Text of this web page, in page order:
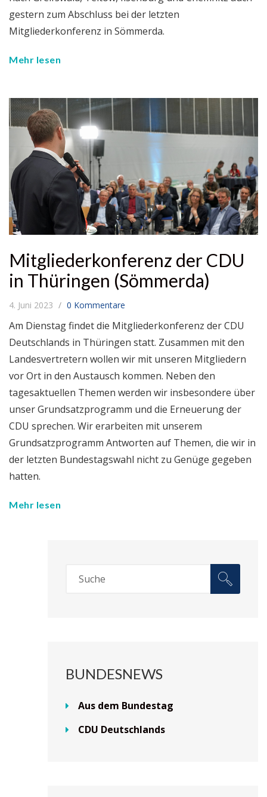
gestern zum Abschluss bei der letzten
Mitgliederkonferenz in Sömmerda.
Mehr lesen
Mitgliederkonferenz der CDU
in Thüringen (Sömmerda)
4. Juni 2023 0 Kommentare
Am Dienstag findet die Mitgliederkonferenz der CDU
Deutschlands in Thüringen statt. Zusammen mit den
Landesvertretern wollen wir mit unseren Mitgliedern
vor Ort in den Austausch kommen. Neben den
tagesaktuellen Themen werden wir insbesondere über
unser Grundsatzprogramm und die Erneuerung der
CDU sprechen. Wir erarbeiten mit unserem
Grundsatzprogramm Antworten auf Themen, die wir in
der letzten Bundestagswahl nicht zu Genüge gegeben
hatten.
Mehr lesen
BUNDESNEWS
Aus dem Bundestag
CDU Deutschlands